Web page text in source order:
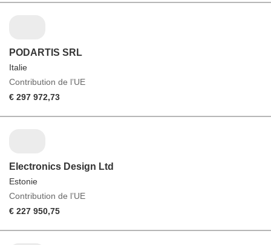
PODARTIS SRL
Italie
Contribution de l’UE
€ 297 972,73
Electronics Design Ltd
Estonie
Contribution de l’UE
€ 227 950,75